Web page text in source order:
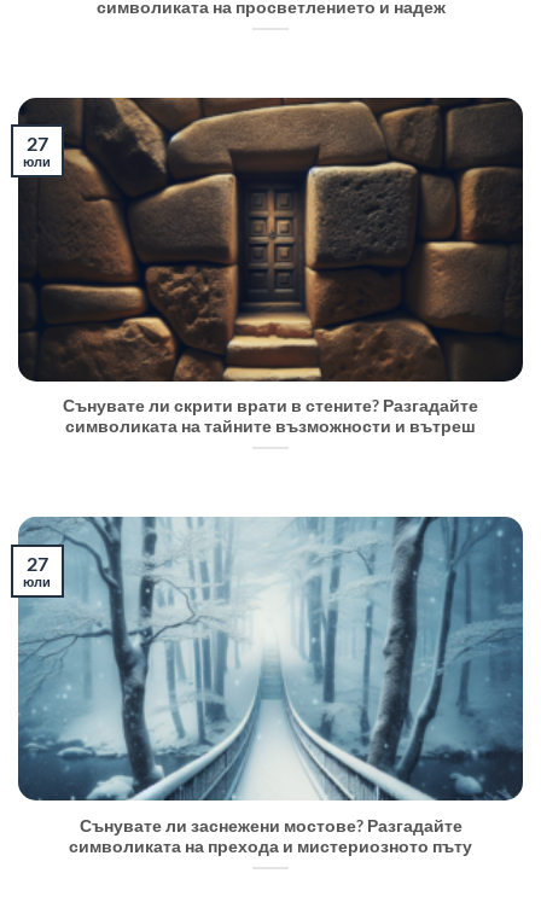
символиката на просветлението и надеж
Сънувате ли скрити врати в стените? Разгадайте
символиката на тайните възможности и вътреш
27
юли
Сънувате ли заснежени мостове? Разгадайте
символиката на прехода и мистериозното пъту
27
юли